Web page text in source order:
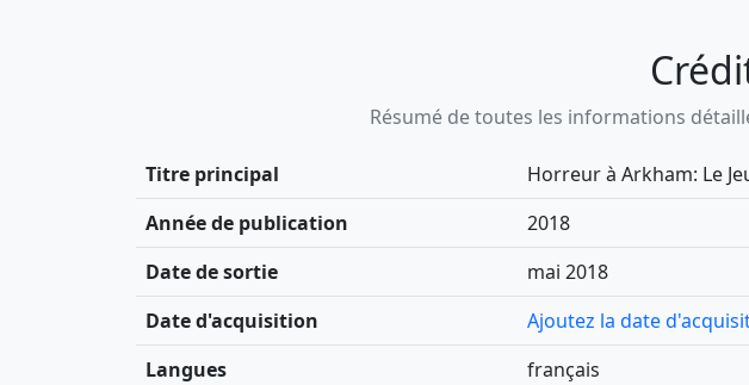
Résumé de toutes les informations
Titre principal
Horreur à Arkham: Le
Année de publication
2018
Date de sortie
mai 2018
Date d'acquisition
Ajoutez la date
Langues
français